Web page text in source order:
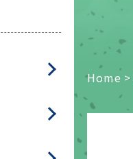
Home >